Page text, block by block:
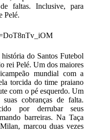
faltas. Inclusive, para
Pelé.
do Santos Futebol
rei Pelé. Um dos maiores
mundial com a
torcida do time praiano
com o pé esquerdo. Um
cobranças de falta.
por derrubar seus
barreiras. Na Taça
marcou duas vezes